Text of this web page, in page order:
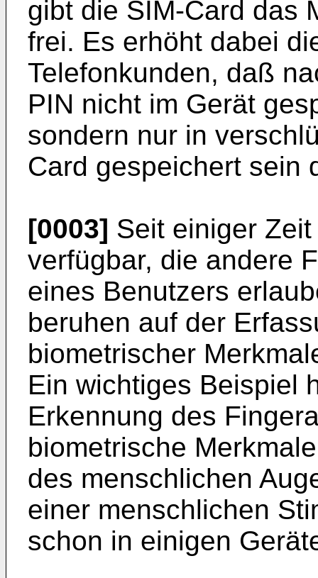
gibt die SIM-Card das
frei. Es erhöht dabei
Telefonkunden, daß
PIN nicht im Gerät
sondern nur in
Card gespeichert sein
[0003] Seit einiger
verfügbar, die andere
eines Benutzers
beruhen auf der
biometrischer
Ein wichtiges Beispiel
Erkennung des
biometrische
des menschlichen
einer menschlichen
schon in einigen